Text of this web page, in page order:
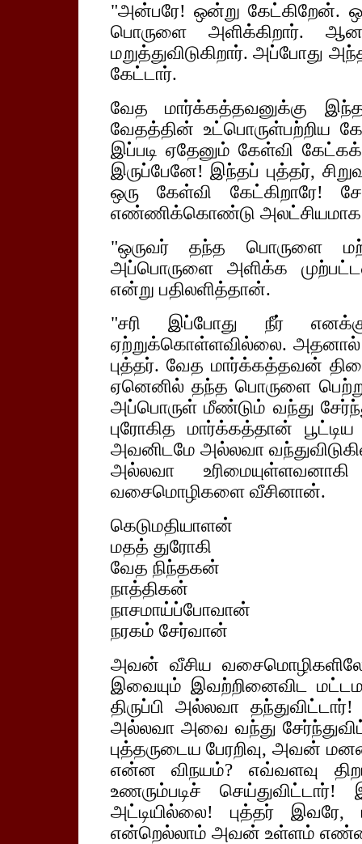
"அன்பரே! ஒன்று கேட்கிறேன்.
பொருளை அளிக்கிறார்.
மறுத்துவிடுகிறார். அப்போது
கேட்டார்.
வேத மார்க்கத்தவனுக்கு
வேதத்தின் உட்பொருள்பற்றிய
இப்படி ஏதேனும் கேள்வி
இருப்பேனே! இந்தப் புத்தர்,
ஒரு கேள்வி
எண்ணிக்கொண்டு அலட்சியமாக
"ஒருவர் தந்த பொருளை
அப்பொருளை அளிக்க
என்று பதிலளித்தான்.
"சரி இப்போது நீர்
ஏற்றுக்கொள்ளவில்லை.
புத்தர். வேத மார்க்கத்தவன்
ஏனெனில் தந்த பொருளை
அப்பொருள் மீண்டும் வந்து
புரோகித மார்க்கத்தான்
அவனிடமே அல்லவா
அல்லவா
வசைமொழிகளை வீசினான்.
கெடுமதியாளன்
மதத் துரோகி
வேத நிந்தகன்
நாத்திகன்
நாசமாய்ப்போவான்
நரகம் சேர்வான்
அவன் வீசிய
இவையும் இவற்றினைவிட
திருப்பி அல்லவா
அல்லவா அவை வந்து
புத்தருடைய பேரறிவு, அவன்
என்ன விநயம்? எவ்வளவு
உணரும்படிச்
அட்டியில்லை! புத்தர்
என்றெல்லாம் அவன் உள்ளம்